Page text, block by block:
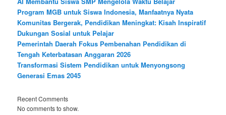
Program MGB untuk Siswa Indonesia, Manfaatnya Nyata
Komunitas Bergerak, Pendidikan Meningkat: Kisah Inspiratif
Dukungan Sosial untuk Pelajar
Pemerintah Daerah Fokus Pembenahan Pendidikan di
Tengah Keterbatasan Anggaran 2026
Transformasi Sistem Pendidikan untuk Menyongsong
Generasi Emas 2045
Recent Comments
No comments to show.